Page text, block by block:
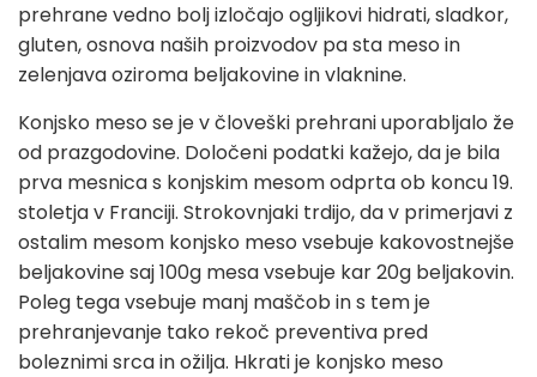
prehrane vedno bolj izločajo ogljikovi hidrati, sladkor,
gluten, osnova naših proizvodov pa sta meso in
zelenjava oziroma beljakovine in vlaknine.
Konjsko meso se je v človeški prehrani uporabljalo že
od prazgodovine. Določeni podatki kažejo, da je bila
prva mesnica s konjskim mesom odprta ob koncu 19.
stoletja v Franciji. Strokovnjaki trdijo, da v primerjavi z
ostalim mesom konjsko meso vsebuje kakovostnejše
beljakovine saj 100g mesa vsebuje kar 20g beljakovin.
Poleg tega vsebuje manj maščob in s tem je
prehranjevanje tako rekoč preventiva pred
boleznimi srca in ožilja. Hkrati je konjsko meso